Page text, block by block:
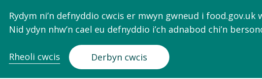
Rydym ni’n defnyddio cwcis er mwyn gwneud i
Nid ydyn nhw’n cael eu defnyddio i’ch adnabod chi’n
Rheoli cwcis Derbyn cwcis